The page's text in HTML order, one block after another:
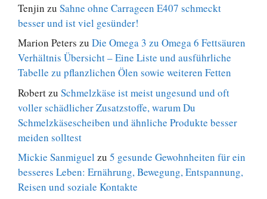
Tenjin zu Sahne ohne Carrageen E407 schmeckt
besser und ist viel gesünder!
Marion Peters zu Die Omega 3 zu Omega 6 Fettsäuren
Verhältnis Übersicht – Eine Liste und ausführliche
Tabelle zu pflanzlichen Ölen sowie weiteren Fetten
Robertzu Schmelzkäse ist meist ungesund und oft
voller schädlicher Zusatzstoffe, warum Du
Schmelzkäsescheiben und ähnliche Produkte besser
meiden solltest
Mickie Sanmiguel zu 5 gesunde Gewohnheiten für ein
besseres Leben: Ernährung, Bewegung, Entspannung,
Reisen und soziale Kontakte